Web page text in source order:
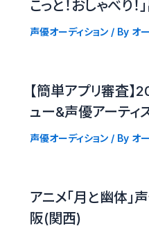
こっと！おしゃべり！
声優オーディション/ By オ
【簡単アプリ審査
ュー&声優アーティ
声優オーディション/ By オ
アニメ「月と幽体」
阪(関西)